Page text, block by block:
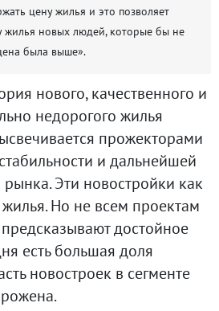
цену жилья и это позволяет
жилья новых людей, которые бы не
была выше».
нового, качественного и
недорогого жилья
прожекторами
и дальнейшей
Эти новостройки как
жилья. Но не всем проектам
достойное
есть большая доля
новостроек в сегменте